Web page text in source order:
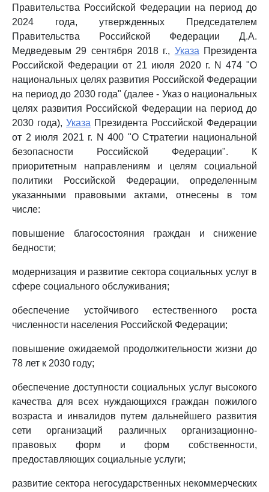
Правительства Российской Федерации на период до
2024 года, утвержденных Председателем
Правительства Российской Федерации Д.А.
Медведевым 29 сентября 2018 г., Указа Президента
Российской Федерации от 21 июля 2020 г. N 474 "О
национальных целях развития Российской Федерации
на период до 2030 года" (далее - Указ о национальных
целях развития Российской Федерации на период до
2030 года), Указа Президента Российской Федерации
от 2 июля 2021 г. N 400 "О Стратегии национальной
безопасности Российской Федерации". К
приоритетным направлениям и целям социальной
политики Российской Федерации, определенным
указанными правовыми актами, отнесены в том
числе:
повышение благосостояния граждан и снижение
бедности;
модернизация и развитие сектора социальных услуг в
сфере социального обслуживания;
обеспечение устойчивого естественного роста
численности населения Российской Федерации;
повышение ожидаемой продолжительности жизни до
78 лет к 2030 году;
обеспечение доступности социальных услуг высокого
качества для всех нуждающихся граждан пожилого
возраста и инвалидов путем дальнейшего развития
сети организаций различных организационно-
правовых форм и форм собственности,
предоставляющих социальные услуги;
развитие сектора негосударственных некоммерческих